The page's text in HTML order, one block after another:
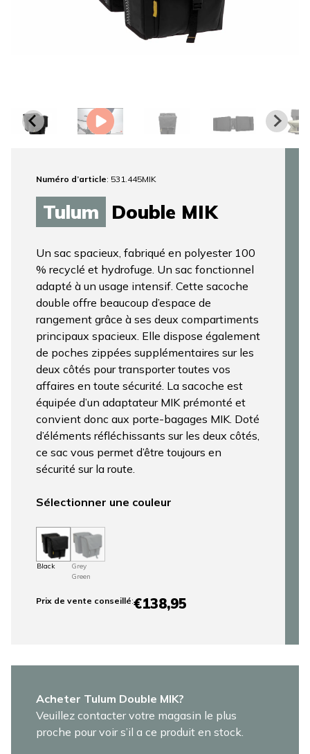
Numéro d’article: 531.445MIK
Tulum Double MIK
Un sac spacieux, fabriqué en polyester 100
% recyclé et hydrofuge. Un sac fonctionnel
adapté à un usage intensif. Cette sacoche
double offre beaucoup d’espace de
rangement grâce à ses deux compartiments
principaux spacieux. Elle dispose également
de poches zippées supplémentaires sur les
deux côtés pour transporter toutes vos
affaires en toute sécurité. La sacoche est
équipée d’un adaptateur MIK prémonté et
convient donc aux porte-bagages MIK. Doté
d’éléments réfléchissants sur les deux côtés,
ce sac vous permet d’être toujours en
sécurité sur la route.
Sélectionner une couleur
Black
Grey
Green
Prix ​​de vente conseillé:€138,95
Acheter Tulum Double MIK?
Veuillez contacter votre magasin le plus
proche pour voir s’il a ce produit en stock.